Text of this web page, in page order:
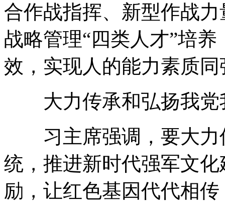
合作战指挥、新型作战
战略管理“四类人才”培
效，实现人的能力素质
大力传承和弘扬我党
习主席强调，要大力
统，推进新时代强军文
励，让红色基因代代相